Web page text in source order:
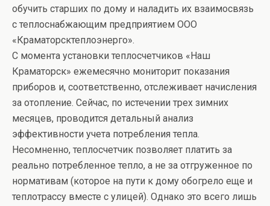
обучить старших по дому и наладить их взаимосвязь
с теплоснабжающим предприятием ООО
«Краматорсктеплоэнерго».
С момента установки теплосчетчиков «Наш
Краматорск» ежемесячно мониторит показания
приборов и, соответственно, отслеживает начисления
за отопление. Сейчас, по истечении трех зимних
месяцев, проводится детальный анализ
эффективности учета потребления тепла.
Несомненно, теплосчетчик позволяет платить за
реально потребленное тепло, а не за отгруженное по
нормативам (которое на пути к дому обогрело еще и
теплотрассу вместе с улицей). Однако это всего лишь